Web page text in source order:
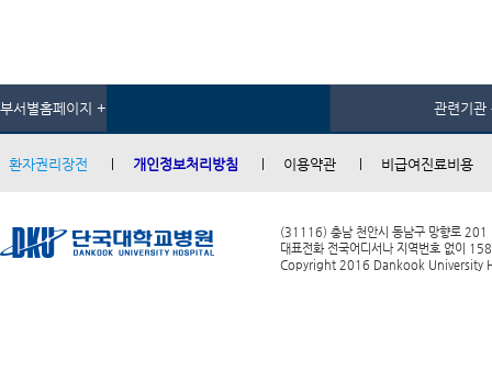
부서별홈페이지 + 관련기관
환자권리장전 개인정보처리방침 이용약관 비급여진료비용
(31116) 충남 천안시 동남구 망향로 201
대표전화 전국어디서나 지역번호 없이
Copyright 2016 Dankook University